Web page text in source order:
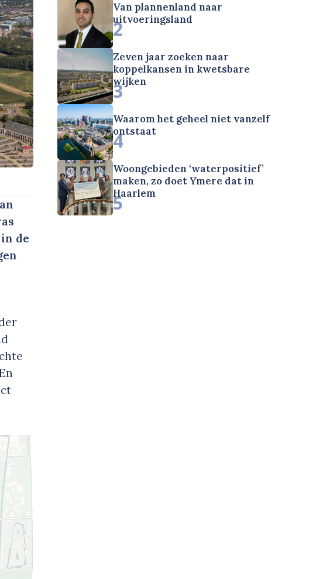
de
Van plannenland naar
uitvoeringsland
2
Zeven jaar zoeken naar
koppelkansen in kwetsbare
wijken
3
Waarom het geheel niet vanzelf
ontstaat
4
Woongebieden ‘waterpositief’
maken, zo doet Ymere dat in
Haarlem
5